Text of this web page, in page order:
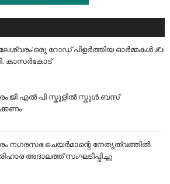
റോഡ് പിളർത്തിയ ഓർമ്മകൾ ✍️
കാസർകോട്
ജി എൽ പി സ്കൂളിൽ സ്കൂൾ ബസ്
നഗരസഭ ചെയർമാന്റെ നേതൃത്വത്തിൽ
അദാലത്ത് സംഘടിപ്പിച്ചു